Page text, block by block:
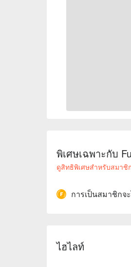
พิเศษเฉพาะกับ
ดูสิทธิพิเศษสำหรับสมาชิ
การเป็นสมาชิกจ
ไฮไลท์